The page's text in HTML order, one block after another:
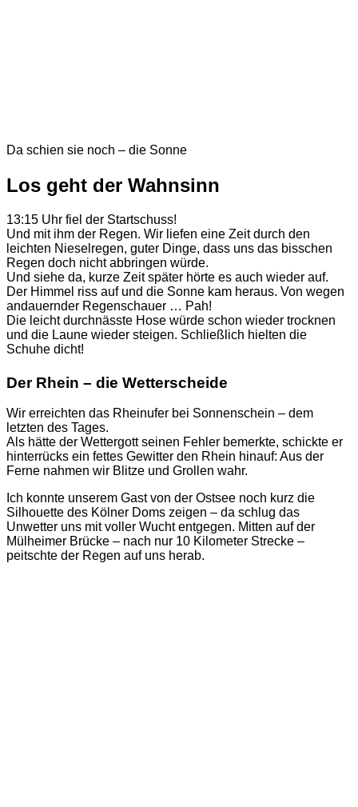
Da schien sie noch – die Sonne
Los geht der Wahnsinn
13:15 Uhr fiel der Startschuss!
Und mit ihm der Regen. Wir liefen eine Zeit durch den
leichten Nieselregen, guter Dinge, dass uns das bisschen
Regen doch nicht abbringen würde.
Und siehe da, kurze Zeit später hörte es auch wieder auf.
Der Himmel riss auf und die Sonne kam heraus. Von wegen
andauernder Regenschauer … Pah!
Die leicht durchnässte Hose würde schon wieder trocknen
und die Laune wieder steigen. Schließlich hielten die
Schuhe dicht!
Der Rhein – die Wetterscheide
Wir erreichten das Rheinufer bei Sonnenschein – dem
letzten des Tages.
Als hätte der Wettergott seinen Fehler bemerkte, schickte er
hinterrücks ein fettes Gewitter den Rhein hinauf: Aus der
Ferne nahmen wir Blitze und Grollen wahr.
Ich konnte unserem Gast von der Ostsee noch kurz die
Silhouette des Kölner Doms zeigen – da schlug das
Unwetter uns mit voller Wucht entgegen. Mitten auf der
Mülheimer Brücke – nach nur 10 Kilometer Strecke –
peitschte der Regen auf uns herab.